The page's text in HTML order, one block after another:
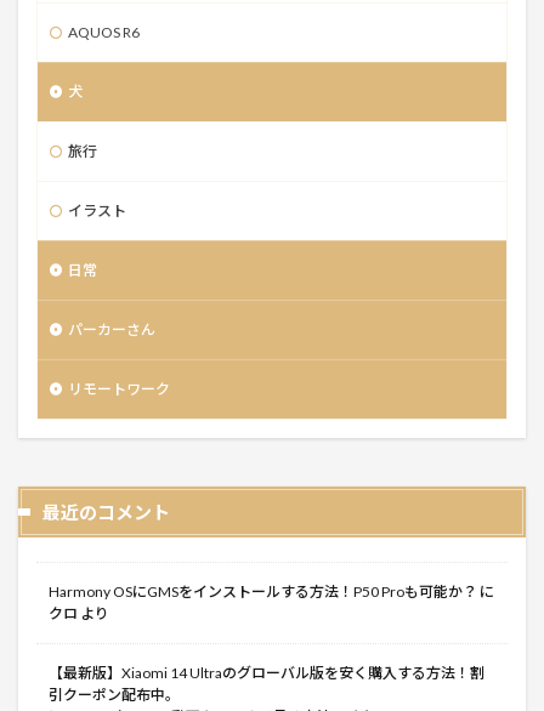
AQUOS R6
犬
旅行
イラスト
日常
パーカーさん
リモートワーク
最近のコメント
Harmony OSにGMSをインストールする方法！P50 Proも可能か？ に
クロ より
【最新版】Xiaomi 14 Ultraのグローバル版を安く購入する方法！割
引クーポン配布中。